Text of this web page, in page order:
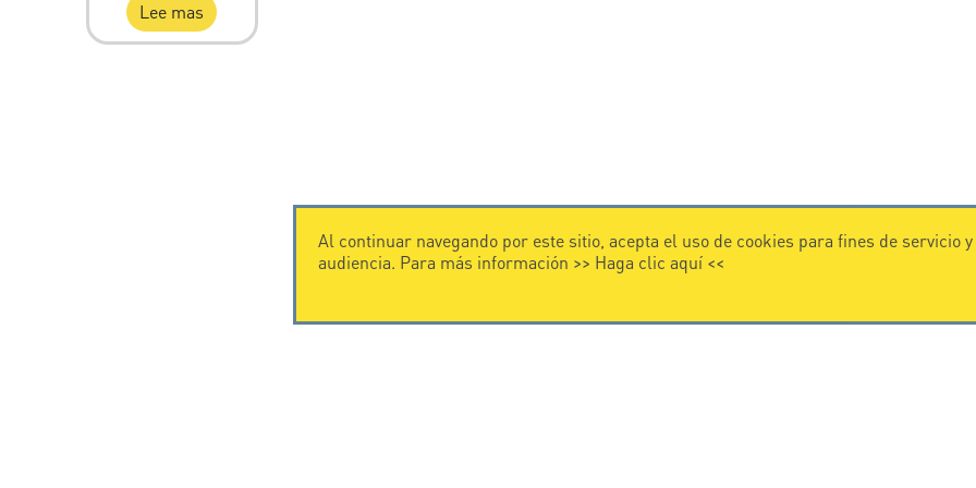
Lee mas
Al continuar navegando por este sitio, acepta el uso de cookies para fines de servicio
audiencia. Para más información >> Haga clic aquí<<